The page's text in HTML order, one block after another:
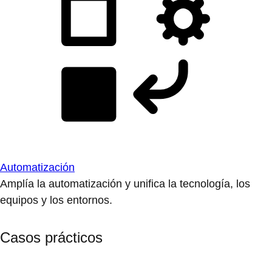
Automatización
Amplía la automatización y unifica la tecnología, los
equipos y los entornos.
Casos prácticos